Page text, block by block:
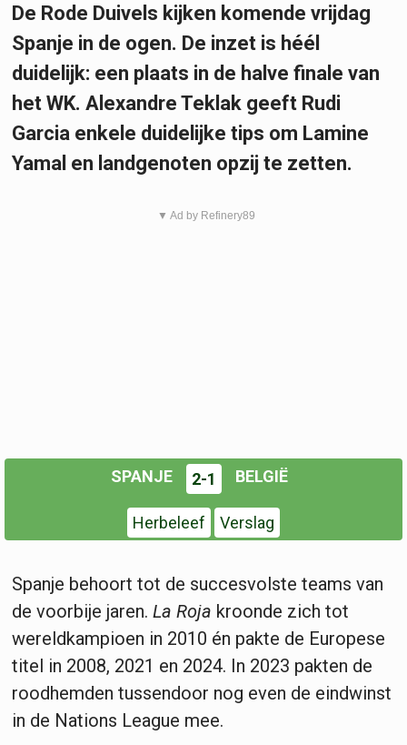
De Rode Duivels kijken komende vrijdag
Spanje in de ogen. De inzet is héél
duidelijk: een plaats in de halve finale van
het WK. Alexandre Teklak geeft Rudi
Garcia enkele duidelijke tips om Lamine
Yamal en landgenoten opzij te zetten.
▼ Ad by Refinery89
SPANJE 2-1 BELGIË
Herbeleef Verslag
Spanje behoort tot de succesvolste teams van
de voorbije jaren. La Roja kroonde zich tot
wereldkampioen in 2010 én pakte de Europese
titel in 2008, 2021 en 2024. In 2023 pakten de
roodhemden tussendoor nog even de eindwinst
in de Nations League mee.